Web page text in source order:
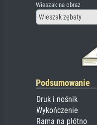
Wieszak na obraz
Wieszak zębaty
Podsumowanie
Druk i nośnik
Wykończenie
Rama na płótno